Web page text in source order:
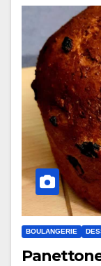
BOULANGERIE